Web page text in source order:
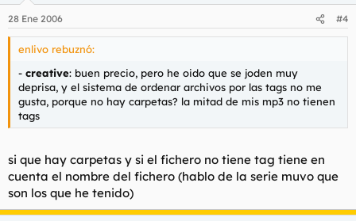
28 Ene 2006 #4
enlivo rebuznó:
- creative: buen precio, pero he oido que se joden muy
deprisa, y el sistema de ordenar archivos por las tags no me
gusta, porque no hay carpetas? la mitad de mis mp3 no tienen
tags
si que hay carpetas y si el fichero no tiene tag tiene en
cuenta el nombre del fichero (hablo de la serie muvo que
son los que he tenido)